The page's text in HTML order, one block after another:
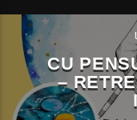
CU
–